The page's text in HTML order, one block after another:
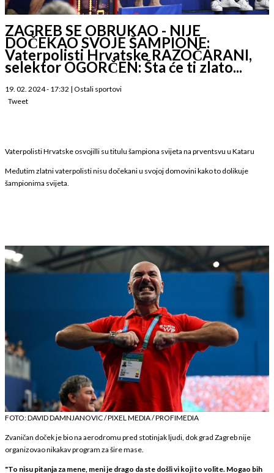
ZAGREB SE OBRUKAO - NIJE
DOČEKAO SVOJE ŠAMPIONE:
Vaterpolisti Hrvatske RAZOČARANI,
selektor OGORČEN: Šta će ti zlato...
19. 02. 2024 - 17:32 | Ostali sportovi
Tweet
Vaterpolisti Hrvatske osvojilli su titulu šampiona svijeta na prventsvu u Kataru
Međutim zlatni vaterpolisti nisu dočekani u svojoj domovini kako to dolikuje
šampionima svijeta.
FOTO: DAVID DAMNJANOVIC / PIXEL MEDIA / PROFIMEDIA
Zvaničan doček je bio na aerodromu pred stotinjak ljudi, dok grad Zagreb nije
organizovao nikakav program za šire mase.
"To nisu pitanja za mene, meni je drago da ste došli vi koji to volite. Mogao bih